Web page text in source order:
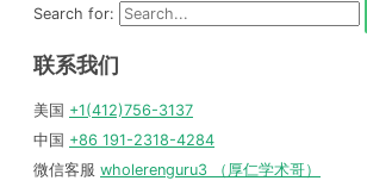
Search for:
联系我们
美国 +1(412)756-3137
中国 +86 191-2318-4284
微信客服 wholerenguru3 （厚仁学术哥）